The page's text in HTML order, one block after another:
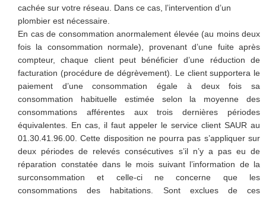
cachée sur votre réseau. Dans ce cas, l’intervention d’un
plombier est nécessaire.
En cas de consommation anormalement élevée (au moins deux
fois la consommation normale), provenant d’une fuite après
compteur, chaque client peut bénéficier d’une réduction de
facturation (procédure de dégrèvement). Le client supportera le
paiement d’une consommation égale à deux fois sa
consommation habituelle estimée selon la moyenne des
consommations afférentes aux trois dernières périodes
équivalentes. En cas, il faut appeler le service client SAUR au
01.30.41.96.00.Cette disposition ne pourra pas s’appliquer sur
deux périodes de relevés consécutives s’il n’y a pas eu de
réparation constatée dans le mois suivant l’information de la
surconsommation et celle-ci ne concerne que les
consommations des habitations. Sont exclues de ces